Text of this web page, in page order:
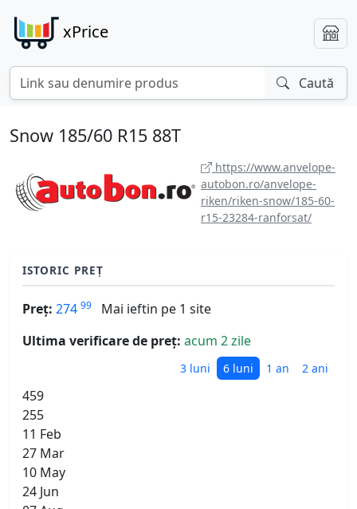
xPrice
Caută
Snow 185/60 R15 88T
https://www.anvelope-
autobon.ro/anvelope-
riken/riken-snow/185-60-
r15-23284-ranforsat/
ISTORIC PREȚ
Preț: 274 99
Mai ieftin pe 1 site
Ultima verificare de preț: acum 2 zile
3 luni 6 luni 1 an 2 ani
459
255
11 Feb
27 Mar
10 May
24 Jun